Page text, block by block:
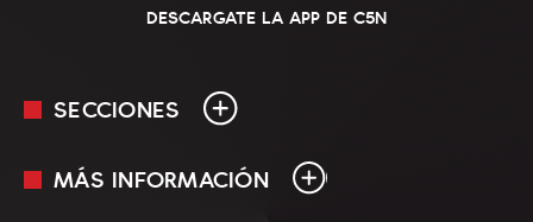
DESCARGATE LA APP DE C5N
SECCIONES
En Vivo
MÁS INFORMACIÓN